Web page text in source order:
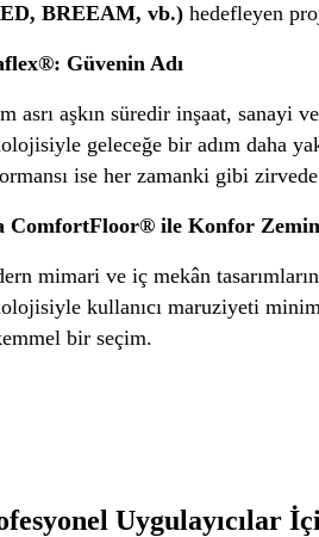
BREEAM, vb.) hedefleyen
Güvenin Adı
asrı aşkın süredir inşaat, sanayi
geleceğe bir adım daha
ise her zamanki gibi
ComfortFloor® ile Konfor
mimari ve iç mekân
kullanıcı maruziyeti
bir seçim.
Uygulayıcılar